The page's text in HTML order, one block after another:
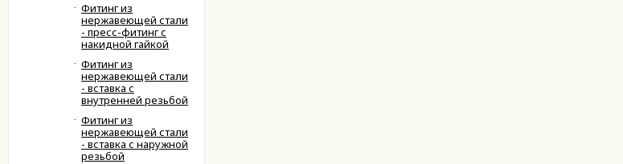
Фитинг из
нержавеющей стали
- пресс-фитинг с
накидной гайкой
Фитинг из
нержавеющей стали
- вставка с
внутренней резьбой
Фитинг из
нержавеющей стали
- вставка с наружной
резьбой